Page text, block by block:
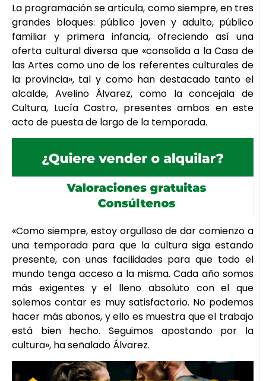
La programación se articula, como siempre, en tres
grandes bloques: público joven y adulto, público
familiar y primera infancia, ofreciendo así una
oferta cultural diversa que «consolida a la Casa de
las Artes como uno de los referentes culturales de
la provincia», tal y como han destacado tanto el
alcalde, Avelino Álvarez, como la concejala de
Cultura, Lucía Castro, presentes ambos en este
acto de puesta de largo de la temporada.
«Como siempre, estoy orgulloso de dar comienzo a
una temporada para que la cultura siga estando
presente, con unas facilidades para que todo el
mundo tenga acceso a la misma. Cada año somos
más exigentes y el lleno absoluto con el que
solemos contar es muy satisfactorio. No podemos
hacer más abonos, y ello es muestra que el trabajo
está bien hecho. Seguimos apostando por la
cultura», ha señalado Álvarez.